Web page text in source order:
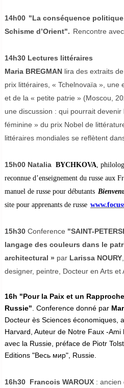
14h00 "La conséquence
Schisme d’Orient". Rencontre
14h30 Lectures littéraires
Maria BREGMANlira des extraits
prix littéraires, « Tchelnovaïa », une
et de la « petite patrie » (Moscou,
une discussion : qui pourrait
féminine » du prix Nobel de
littéraires mondiales se reflètent
15h00 Natalia BYCHKOVA,
reconnue d’enseignement du russe aux
manuel de russe pour débutants
site pour apprenants de russe
15h30Conference "SAINT-
langage des couleurs dans le
architectural » par Larissa NOURY
designer, peintre, Docteur en Arts et
16h "Pour la Paix et un
Russie". Conference donné par
Docteur ès Sciences économiques,
Harvard, Auteur de Notre Faux -
avec la Russie, préface de Piotr
Editions "Весь мир", Russie.
16h30 Francois WAROUX : ancien